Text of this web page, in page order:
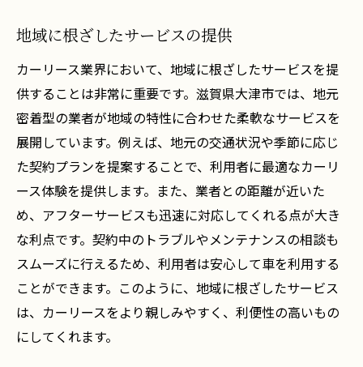
地域に根ざしたサービスの提供
カーリース業界において、地域に根ざしたサービスを提
供することは非常に重要です。滋賀県大津市では、地元
密着型の業者が地域の特性に合わせた柔軟なサービスを
展開しています。例えば、地元の交通状況や季節に応じ
た契約プランを提案することで、利用者に最適なカーリ
ース体験を提供します。また、業者との距離が近いた
め、アフターサービスも迅速に対応してくれる点が大き
な利点です。契約中のトラブルやメンテナンスの相談も
スムーズに行えるため、利用者は安心して車を利用する
ことができます。このように、地域に根ざしたサービス
は、カーリースをより親しみやすく、利便性の高いもの
にしてくれます。